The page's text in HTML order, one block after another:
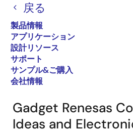
戻る
製品情報
アプリケーション
設計リソース
サポート
サンプル&ご購入
会社情報
く
ず
画
像
Gadget Renesas
Ideas and